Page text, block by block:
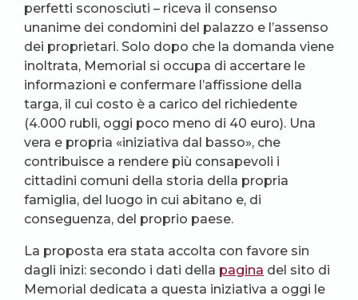
perfetti sconosciuti – riceva il consenso
unanime dei condomini del palazzo e l’assenso
dei proprietari. Solo dopo che la domanda viene
inoltrata, Memorial si occupa di accertare le
informazioni e confermare l’affissione della
targa, il cui costo è a carico del richiedente
(4.000 rubli, oggi poco meno di 40 euro). Una
vera e propria «iniziativa dal basso», che
contribuisce a rendere più consapevoli i
cittadini comuni della storia della propria
famiglia, del luogo in cui abitano e, di
conseguenza, del proprio paese.
La proposta era stata accolta con favore sin
dagli inizi: secondo i dati della pagina del sito di
Memorial dedicata a questa iniziativa a oggi le